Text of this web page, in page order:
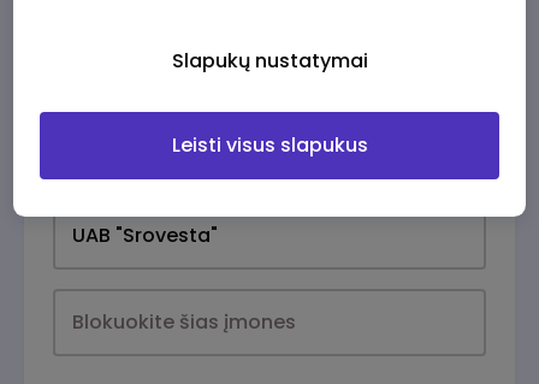
Slapukų nustatymai
Leisti visus slapukus